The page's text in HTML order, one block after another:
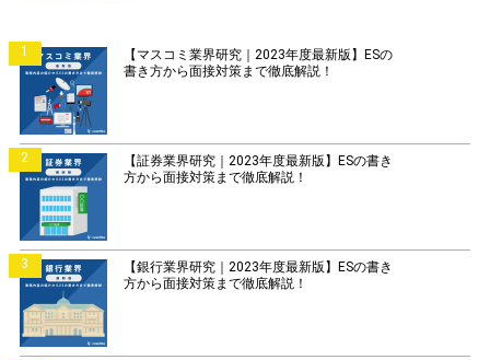
1
【マスコミ業界研究｜2023年度最新版】ESの
書き方から面接対策まで徹底解説！
2
【証券業界研究｜2023年度最新版】ESの書き
方から面接対策まで徹底解説！
3
【銀行業界研究｜2023年度最新版】ESの書き
方から面接対策まで徹底解説！